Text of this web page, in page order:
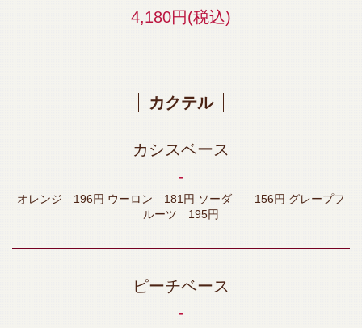
4,180円(税込)
カクテル
カシスベース
‐
オレンジ 196円 ウーロン 181円 ソーダ 156円 グレープフ
ルーツ 195円
ピーチベース
‐